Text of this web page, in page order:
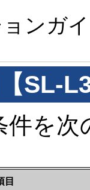
ンガ
【SL-
件を
目